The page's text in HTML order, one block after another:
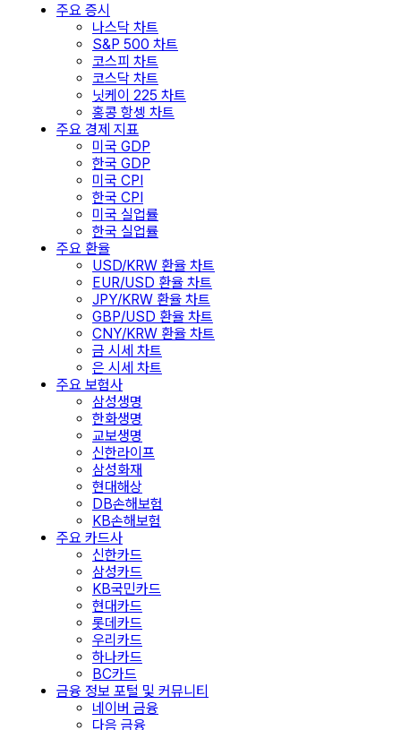
주요 증시
나스닥 차트
S&P 500 차트
코스피 차트
코스닥 차트
닛케이 225 차트
홍콩 항셍 차트
주요 경제 지표
미국 GDP
한국 GDP
미국 CPI
한국 CPI
미국 실업률
한국 실업률
주요 환율
USD/KRW 환율 차트
EUR/USD 환율 차트
JPY/KRW 환율 차트
GBP/USD 환율 차트
CNY/KRW 환율 차트
금 시세 차트
은 시세 차트
주요 보험사
삼성생명
한화생명
교보생명
신한라이프
삼성화재
현대해상
DB손해보험
KB손해보험
주요 카드사
신한카드
삼성카드
KB국민카드
현대카드
롯데카드
우리카드
하나카드
BC카드
금융 정보 포털 및 커뮤니티
네이버 금융
다음 금융